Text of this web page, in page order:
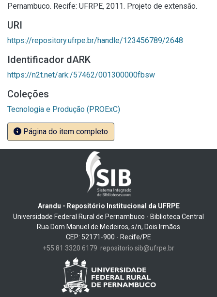
Pernambuco. Recife: UFRPE, 2011. Projeto de extensão.
URI
https://repository.ufrpe.br/handle/123456789/2648
Identificador dARK
https://n2t.net/ark:/57462/001300000fbsw
Coleções
Tecnologia e Produção (PROExC)
Página do item completo
Arandu - Repositório Institucional da UFRPE
Universidade Federal Rural de Pernambuco - Biblioteca Central
Rua Dom Manuel de Medeiros, s/n, Dois Irmãos
CEP: 52171-900 - Recife/PE
+55 81 3320 6179 repositorio.sib@ufrpe.br